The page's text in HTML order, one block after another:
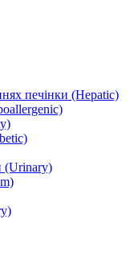
печінки (Hepatic)
(Urinary)